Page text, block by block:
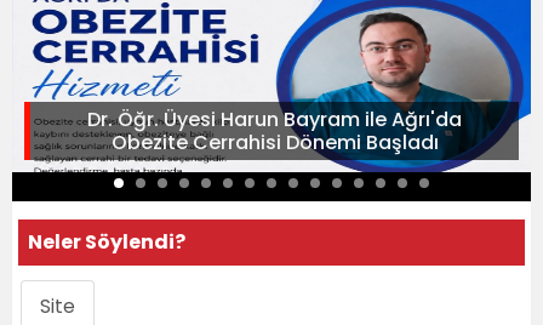
Dr. Öğr. Üyesi Harun Bayram ile Ağrı'da
Obezite Cerrahisi Dönemi Başladı
Neler Söylendi?
Site